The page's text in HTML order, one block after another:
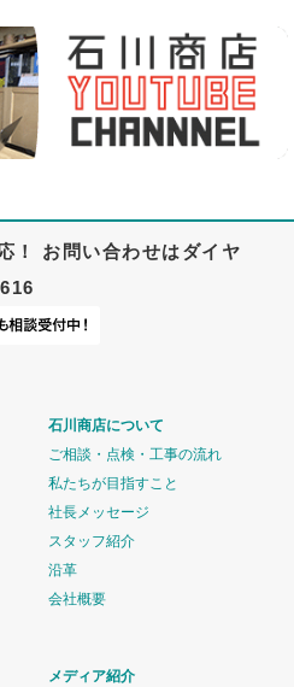
！ お問い合わせはダイヤ
石川商店について
ご相談・点検・工事の流れ
私たちが目指すこと
社長メッセージ
スタッフ紹介
沿革
会社概要
メディア紹介